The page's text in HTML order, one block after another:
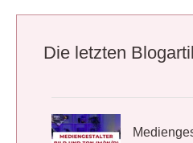
Die letzten